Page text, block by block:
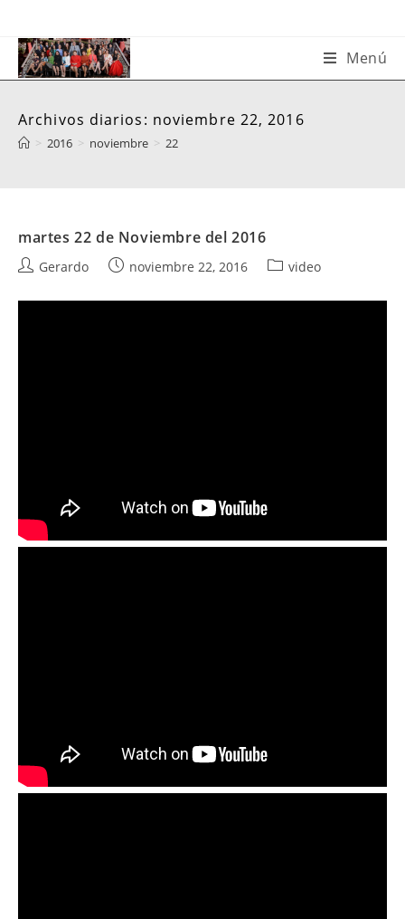
contenido
Menú
Archivos diarios: noviembre 22, 2016
> 2016 > noviembre > 22
martes 22 de Noviembre del 2016
Autor
la
Gerardo
Publicación
la
noviembre 22, 2016
Categoría
la
video